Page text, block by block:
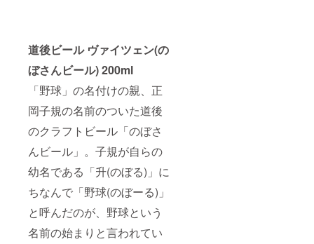
道後ビール ヴァイツェン(の
ぼさんビール) 200ml
「野球」の名付けの親、正
岡子規の名前のついた道後
のクラフトビール「のぼさ
んビール」。子規が自らの
幼名である「升(のぼる)」に
ちなんで「野球(のぼーる)」
と呼んだのが、野球という
名前の始まりと言われてい